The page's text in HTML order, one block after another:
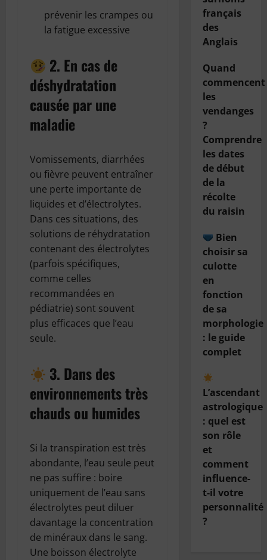
prévenir les crampes ou
la fatigue excessive
2. En cas de
déshydratation
causée par une
maladie
Vomissements, diarrhées
ou fièvre peuvent entraîner
une perte importante de
liquides et d’électrolytes.
Dans ces situations, des
solutions de réhydratation
contenant des électrolytes
(parfois spécifiques,
comme celles
recommandées en
pédiatrie) sont souvent
plus efficaces que l’eau
seule.
3. Dans des
environnements très
chauds ou humides
Si la transpiration est très
abondante, l’eau seule peut
ne pas suffire : boire
uniquement de l’eau sans
électrolytes peut diluer
davantage la concentration
de minéraux dans le sang.
Une boisson électrolyte
français
des
Anglais
Quand
commencent
les
vendanges
?
Comprendre
les dates
de début
de la
récolte
du raisin
Bien
choisir sa
culotte
en
fonction
de sa
morphologie
: le guide
complet
L’ascendant
astrologique
: quel est
son rôle
et
comment
influence-
t-il votre
personnalité
?